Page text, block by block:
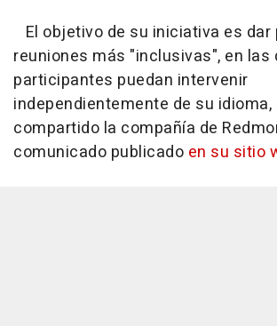
El objetivo de su iniciativa es dar
reuniones más "inclusivas", en las
participantes puedan intervenir
independientemente de su idioma,
compartido la compañía de
comunicado publicado en su sitio